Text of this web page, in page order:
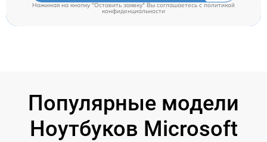
Нажимая на кнопку "Оставить заявку" Вы соглашаетесь cполитикой
конфиденциальности
Популярные модели
Ноутбуков Microsoft